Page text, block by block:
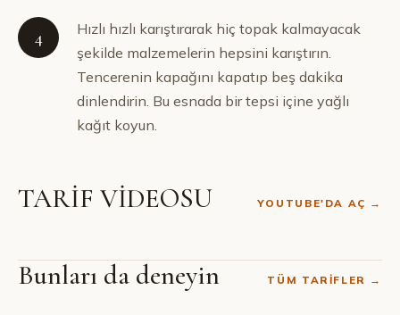
4
Hızlı hızlı karıştırarak hiç topak kalmayacak
şekilde malzemelerin hepsini karıştırın.
Tencerenin kapağını kapatıp beş dakika
dinlendirin. Bu esnada bir tepsi içine yağlı
kağıt koyun.
TARİF VİDEOSU YOUTUBE'DA AÇ →
Bunları da deneyin TÜM TARIFLER →